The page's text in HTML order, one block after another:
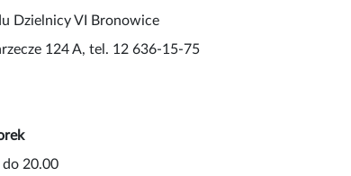
Dzielnicy VI Bronowice
124 A, tel. 12 636-15-75
20.00